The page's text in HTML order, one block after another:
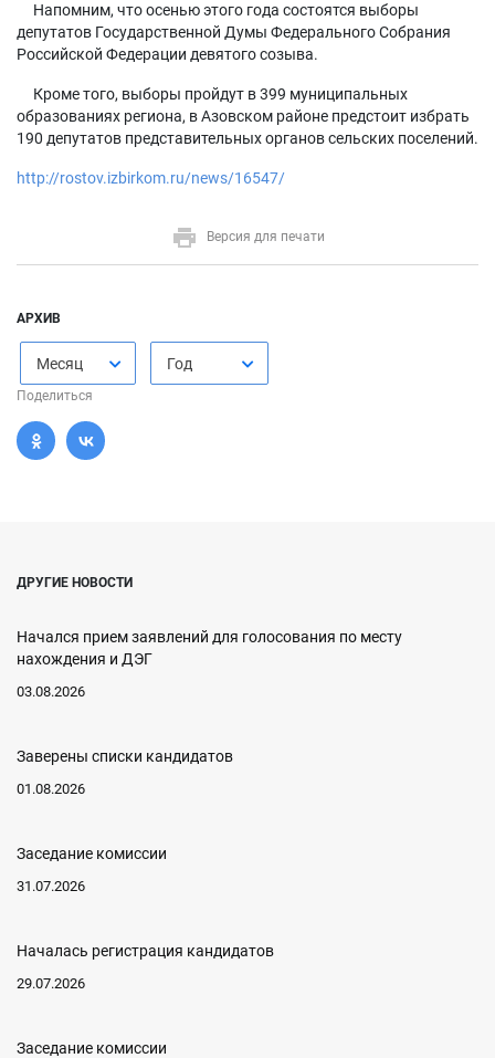
Напомним, что осенью этого года состоятся выборы
депутатов Государственной Думы Федерального Собрания
Российской Федерации девятого созыва.
Кроме того, выборы пройдут в 399 муниципальных
образованиях региона, в Азовском районе предстоит избрать
190 депутатов представительных органов сельских поселений.
http://rostov.izbirkom.ru/news/16547/
Версия для печати
АРХИВ
Месяц Год
Поделиться
ДРУГИЕ НОВОСТИ
Начался прием заявлений для голосования по месту
нахождения и ДЭГ
03.08.2026
Заверены списки кандидатов
01.08.2026
Заседание комиссии
31.07.2026
Началась регистрация кандидатов
29.07.2026
Заседание комиссии